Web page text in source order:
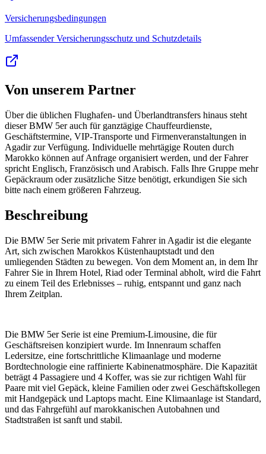
Versicherungsbedingungen
Umfassender Versicherungsschutz und Schutzdetails
Von unserem Partner
Über die üblichen Flughafen- und Überlandtransfers hinaus steht
dieser BMW 5er auch für ganztägige Chauffeurdienste,
Geschäftstermine, VIP-Transporte und Firmenveranstaltungen in
Agadir zur Verfügung. Individuelle mehrtägige Routen durch
Marokko können auf Anfrage organisiert werden, und der Fahrer
spricht Englisch, Französisch und Arabisch. Falls Ihre Gruppe mehr
Gepäckraum oder zusätzliche Sitze benötigt, erkundigen Sie sich
bitte nach einem größeren Fahrzeug.
Beschreibung
Die BMW 5er Serie mit privatem Fahrer in Agadir ist die elegante
Art, sich zwischen Marokkos Küstenhauptstadt und den
umliegenden Städten zu bewegen. Von dem Moment an, in dem Ihr
Fahrer Sie in Ihrem Hotel, Riad oder Terminal abholt, wird die Fahrt
zu einem Teil des Erlebnisses – ruhig, entspannt und ganz nach
Ihrem Zeitplan.
Die BMW 5er Serie ist eine Premium-Limousine, die für
Geschäftsreisen konzipiert wurde. Im Innenraum schaffen
Ledersitze, eine fortschrittliche Klimaanlage und moderne
Bordtechnologie eine raffinierte Kabinenatmosphäre. Die Kapazität
beträgt 4 Passagiere und 4 Koffer, was sie zur richtigen Wahl für
Paare mit viel Gepäck, kleine Familien oder zwei Geschäftskollegen
mit Handgepäck und Laptops macht. Eine Klimaanlage ist Standard,
und das Fahrgefühl auf marokkanischen Autobahnen und
Stadtstraßen ist sanft und stabil.